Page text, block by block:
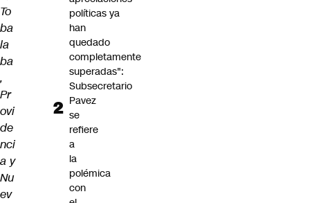
To
ba
la
ba
,
Pr
ovi
de
nci
a y
Nu
ev
políticas ya
han
quedado
completamente
superadas":
Subsecretario
Pavez
se
refiere
a
la
polémica
con